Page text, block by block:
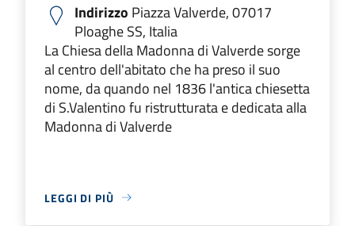
Indirizzo Piazza Valverde, 07017
Ploaghe SS, Italia
La Chiesa della Madonna di Valverde sorge
al centro dell'abitato che ha preso il suo
nome, da quando nel 1836 l'antica chiesetta
di S.Valentino fu ristrutturata e dedicata alla
Madonna di Valverde
LEGGI DI PIÙ